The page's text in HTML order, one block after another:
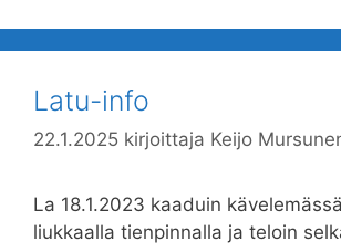
Latu-info
22.1.2025 kirjoittaja Keijo
La 18.1.2023 kaaduin
liukkaalla tienpinnalla ja teloin